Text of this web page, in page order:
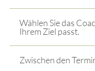
Wählen Sie das
Ihrem Ziel passt.
Zwischen den